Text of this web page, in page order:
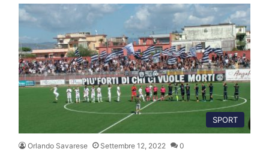
SPORT
Orlando Savarese Settembre 12, 2022 0